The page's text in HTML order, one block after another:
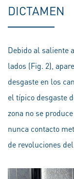
DICTAMEN
Debido al saliente
lados (Fig. 2),
desgaste en los
el típico desgaste
zona no se produce
nunca contacto
de revoluciones